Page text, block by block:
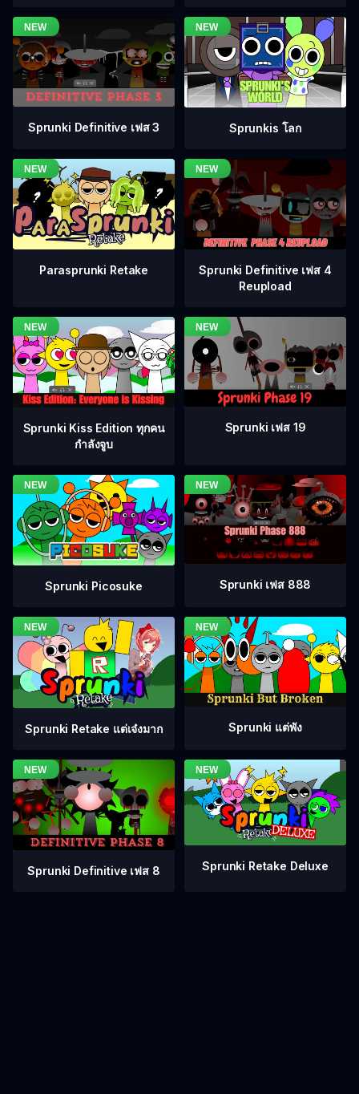
Sprunki Definitive เฟส 3 Sprunkis โลก
Parasprunki Retake
Sprunki Definitive เฟส 4
Reupload
Sprunki Kiss Edition ทุกคน
กำลังจูบ
Sprunki เฟส 19
Sprunki Picosuke Sprunki เฟส 888
Sprunki Retake แต่เจ๋งมาก Sprunki แต่พัง
Sprunki Definitive เฟส 8 Sprunki Retake Deluxe